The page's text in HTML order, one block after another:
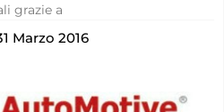
grazie a
Marzo 2016